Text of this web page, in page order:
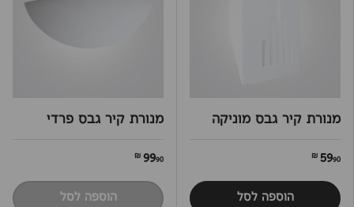
מנורת קיר גבס מוניקה
5990 ₪
הוספה לסל
מנורת קיר גבס פרדי
9990 ₪
הוספה לסל